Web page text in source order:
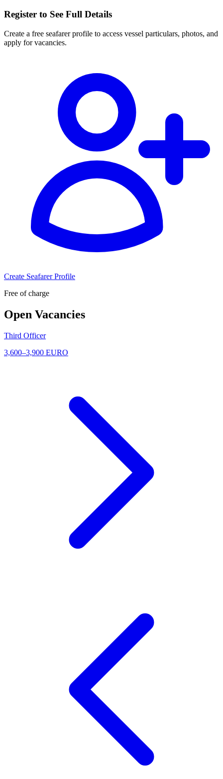
Register to See Full Details
Create a free seafarer profile to access vessel particulars, photos, and
apply for vacancies.
Create Seafarer Profile
Free of charge
Open Vacancies
Third Officer
3,600–3,900 EURO